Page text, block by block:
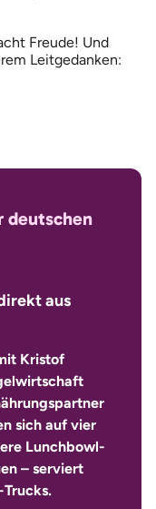
Freude! Und
Leitgedanken:
deutschen
aus
Kristof
sich auf vier
Lunchbowl-
– serviert